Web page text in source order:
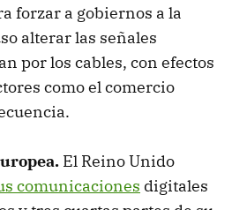
forzar a gobiernos a la
alterar las señales
por los cables, con efectos
como el comercio
El Reino Unido
comunicaciones digitales